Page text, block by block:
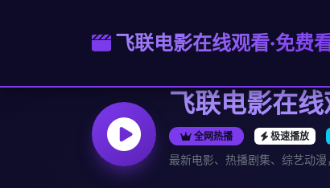
飞联电影在线观看·免费
飞联电影在
全网热播 极速播放
最新电影、热播剧集、综艺动漫